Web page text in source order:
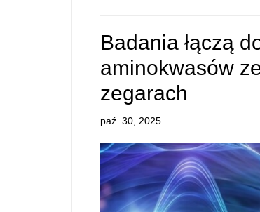
Badania łączą
aminokwasów
zegarach
paź. 30, 2025